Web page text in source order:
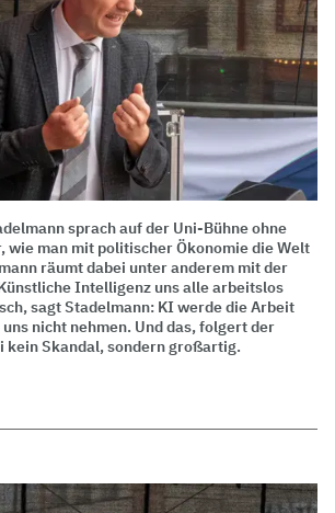
sprach auf der Uni-Bühne ohne
wie man mit politischer Ökonomie die Welt
räumt dabei unter anderem mit der
Intelligenz uns alle arbeitslos
sagt Stadelmann: KI werde die Arbeit
nicht nehmen. Und das, folgert der
kein Skandal, sondern großartig.